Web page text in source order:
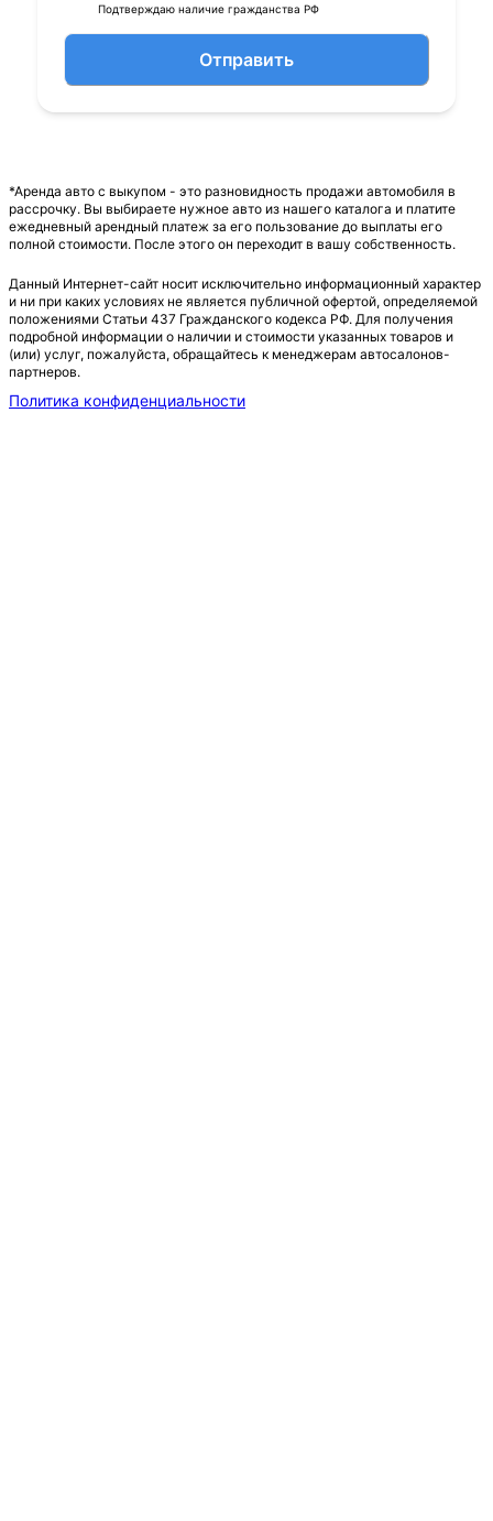
Подтверждаю наличие гражданства РФ
Отправить
*Аренда авто с выкупом - это разновидность продажи автомобиля в
рассрочку. Вы выбираете нужное авто из нашего каталога и платите
ежедневный арендный платеж за его пользование до выплаты его
полной стоимости. После этого он переходит в вашу собственность.
Данный Интернет-сайт носит исключительно информационный характер
и ни при каких условиях не является публичной офертой, определяемой
положениями Статьи 437 Гражданского кодекса РФ. Для получения
подробной информации о наличии и стоимости указанных товаров и
(или) услуг, пожалуйста, обращайтесь к менеджерам автосалонов-
партнеров.
Политика конфиденциальности